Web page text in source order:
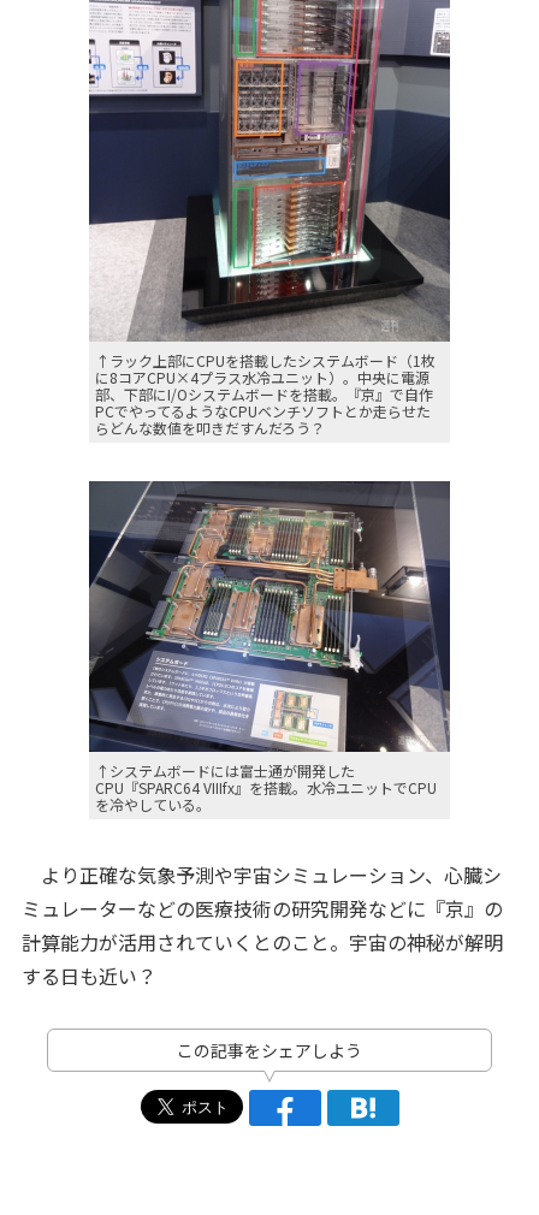
↑ラック上部にCPUを搭載したシステムボード（1枚
に8コアCPU×4プラス水冷ユニット）。中央に電源
部、下部にI/Oシステムボードを搭載。『京』で自作
PCでやってるようなCPUベンチソフトとか走らせた
らどんな数値を叩きだすんだろう？
↑システムボードには富士通が開発した
CPU『SPARC64 VIIIfx』を搭載。水冷ユニットでCPU
を冷やしている。
より正確な気象予測や宇宙シミュレーション、心臓シ
ミュレーターなどの医療技術の研究開発などに『京』の
計算能力が活用されていくとのこと。宇宙の神秘が解明
する日も近い？
この記事をシェアしよう